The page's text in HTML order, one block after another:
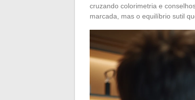
cruzando colorimetria e
marcada, mas o equilíbrio sutil